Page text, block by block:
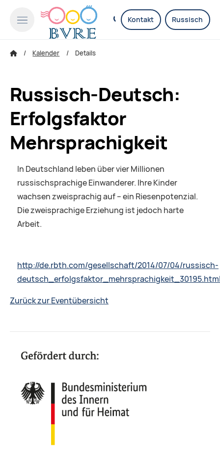
Kontakt Russisch
Kalender Details
Russisch-Deutsch:
Erfolgsfaktor
Mehrsprachigkeit
In Deutschland leben über vier Millionen
russischsprachige Einwanderer. Ihre Kinder
wachsen zweisprachig auf – ein Riesenpotenzial.
Die zweisprachige Erziehung ist jedoch harte
Arbeit.
http://de.rbth.com/gesellschaft/2014/07/04/russisch-
Zurück zur Eventübersicht